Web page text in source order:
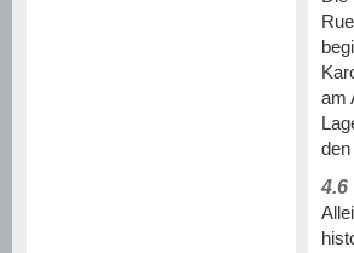
am
4.6